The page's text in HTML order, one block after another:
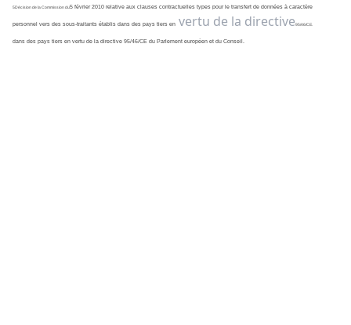
5Décision de la Commission du5 février 2010 relative aux clauses contractuelles types pour le transfert de données à caractère
personnel vers des sous-traitants établis dans des pays tiers en vertu de la directive 95/46/CE.
dans des pays tiers en vertu de la directive 95/46/CE du Parlement européen et du Conseil.